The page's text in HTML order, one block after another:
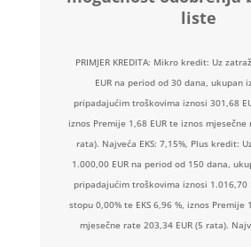
liste
PRIMJER KREDITA: Mikro kredit: Uz
EUR na period od 30 dana, ukupan
pripadajućim troškovima iznosi 301,68
iznos Premije 1,68 EUR te iznos mjesečne
rata). Najveća EKS: 7,15%, Plus kredit:
1.000,00 EUR na period od 150 dana,
pripadajućim troškovima iznosi 1.016,70
stopu 0,00% te EKS 6,96 %, iznos Premije
mjesečne rate 203,34 EUR (5 rata).